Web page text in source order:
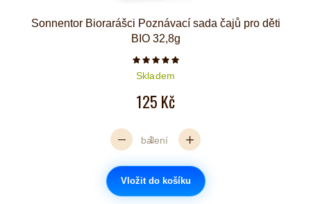
Sonnentor Biorarášci Poznávací sada čajů pro děti
BIO 32,8g
Počet hvězdiček je 5 z 5
Skladem
125 Kč
balení
Vložit do košíku